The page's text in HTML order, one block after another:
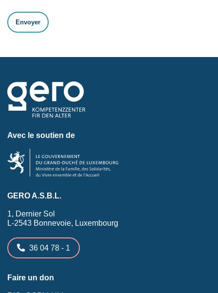
Avec le soutien de
GERO A.S.B.L.
1, Dernier Sol
L-2543 Bonnevoie, Luxembourg
36 04 78 - 1
Faire un don